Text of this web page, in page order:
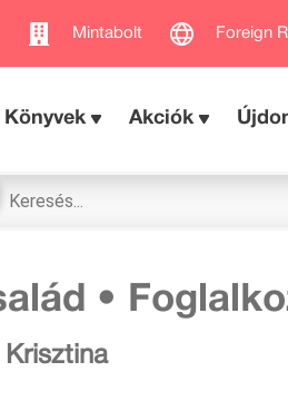
Mintabolt Foreign
Könyvek Akciók
•